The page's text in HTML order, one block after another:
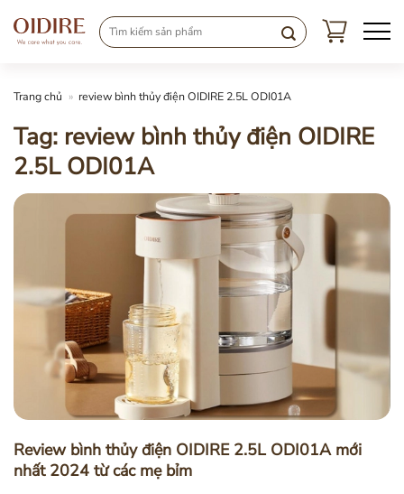
đến
Trang chủ » review bình thủy điện OIDIRE 2.5L ODI01A
Tag: review bình thủy điện OIDIRE
2.5L ODI01A
Review bình thủy điện OIDIRE 2.5L ODI01A mới
nhất 2024 từ các mẹ bỉm